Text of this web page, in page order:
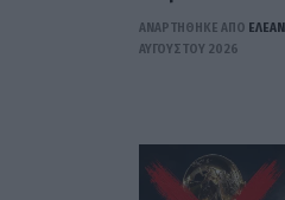
ΑΝΑΡΤΗΘΗΚΕ ΑΠΟ
ΑΥΓΟΎΣΤΟΥ 2026